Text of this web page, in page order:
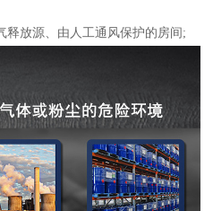
释放源、由人工通风保护的房间;